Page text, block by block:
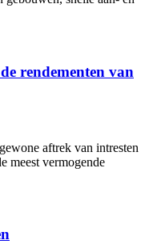
rendementen van
aftrek van intresten
meest vermogende